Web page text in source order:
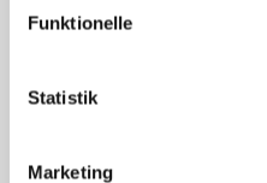
Funktionelle
Statistik
Marketing
Articles with